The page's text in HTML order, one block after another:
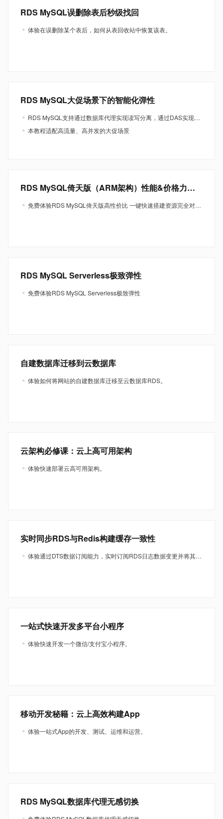
RDS MySQL误删除表后秒级找回
体验在误删除某个表后，如何从表回收站中恢复该表。
RDS MySQL大促场景下的智能化弹性
RDS MySQL支持通过数据库代理实现读写分离，通过DAS实现智能化伸缩控制。
本教程适配高流量、高并发的大促场景
RDS MySQL倚天版（ARM架构）性能&价格力观测
免费体验RDS MySQL倚天版高性价比 一键快速搭建资源完全对等的环境，对倚天版（ARM架构）RDS MySQL与部署在ECS实例（X86架构）的自建MySQL基于Sysbench进行性能压测，实时动态查看性能、价格和性价比结果。
RDS MySQL Serverless极致弹性
免费体验RDS MySQL Serverless极致弹性
自建数据库迁移到云数据库
体验如何将网站的自建数据库迁移至云数据库RDS。
云架构必修课：云上高可用架构
体验快速部署云高可用架构。
实时同步RDS与Redis构建缓存一致性
体验通过DTS数据订阅能力，实时订阅RDS日志数据变更并将其写入Redis，以实现ySQL与Redis之间的缓存同步一致性。
一站式快速开发多平台小程序
体验快速开发一个微信/支付宝小程序。
移动开发秘籍：云上高效构建App
体验一站式App的开发、测试、运维和运营。
RDS MySQL数据库代理无感切换